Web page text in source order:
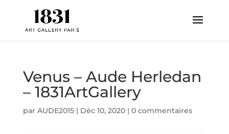
Venus – Aude Herledan
– 1831ArtGallery
par AUDE2015| Déc 10, 2020| 0 commentaires